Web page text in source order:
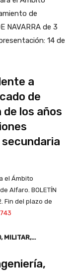
de
NAVARRA de 3
14 de
a
de
los años
el Ámbito
Alfaro. BOLETÍN
Fin del plazo de
,MILITAR,…